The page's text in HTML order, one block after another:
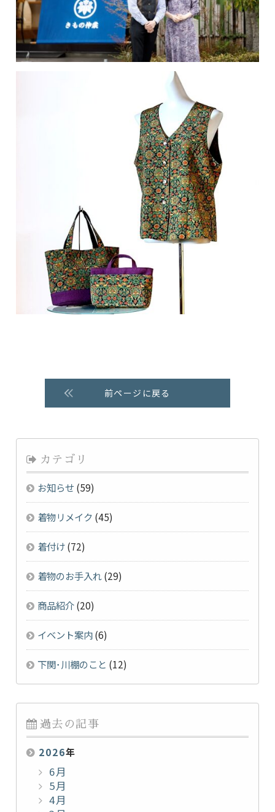
前ページに戻る
カテゴリ
お知らせ (59)
着物リメイク (45)
着付け(72)
着物のお手入れ(29)
商品紹介(20)
イベント案内(6)
下関･川棚のこと (12)
過去の記事
2026年
6月
5月
4月